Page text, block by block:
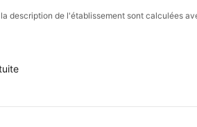
description de l'établissement sont calculées